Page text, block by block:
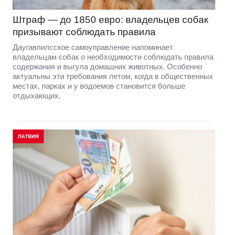
Штраф — до 1850 евро: владельцев собак
призывают соблюдать правила
Даугавпилсское самоуправление напоминает
владельцам собак о необходимости соблюдать правила
содержания и выгула домашних животных. Особенно
актуальны эти требования летом, когда в общественных
местах, парках и у водоемов становится больше
отдыхающих.
ЛАТВИЯ